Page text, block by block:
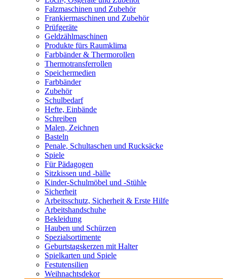
Falzmaschinen und Zubehör
Frankiermaschinen und Zubehör
Prüfgeräte
Geldzählmaschinen
Produkte fürs Raumklima
Farbbänder & Thermorollen
Thermotransferrollen
Speichermedien
Farbbänder
Zubehör
Schulbedarf
Hefte, Einbände
Schreiben
Malen, Zeichnen
Basteln
Penale, Schultaschen und Rucksäcke
Spiele
Für Pädagogen
Sitzkissen und -bälle
Kinder-Schulmöbel und -Stühle
Sicherheit
Arbeitsschutz, Sicherheit & Erste Hilfe
Arbeitshandschuhe
Bekleidung
Hauben und Schürzen
Spezialsortimente
Geburtstagskerzen mit Halter
Spielkarten und Spiele
Festutensilien
Weihnachtsdekor